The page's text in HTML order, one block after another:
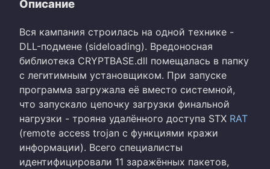
Описание
Вся кампания строилась на одной технике -
DLL-подмене (sideloading). Вредоносная
библиотека CRYPTBASE.dll помещалась в папку
с легитимным установщиком. При запуске
программа загружала её вместо системной,
что запускало цепочку загрузки финальной
нагрузки - трояна удалённого доступа STX RAT
(remote access trojan с функциями кражи
информации). Всего специалисты
идентифицировали 11 заражённых пакетов,